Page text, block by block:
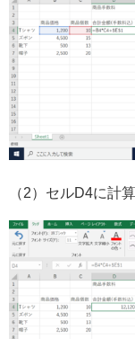
（2）セルD4に計